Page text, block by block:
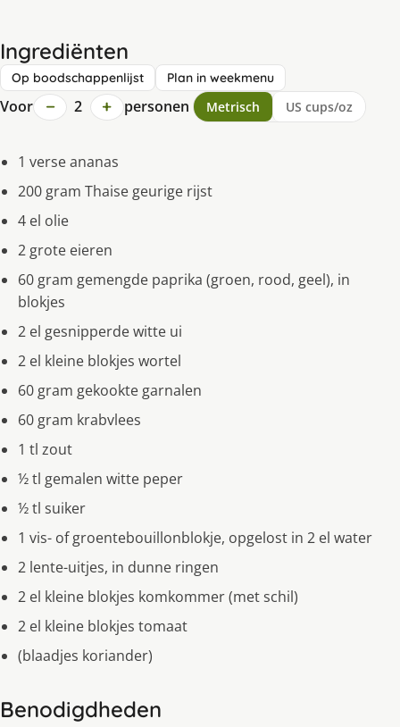
Ingrediënten
Op boodschappenlijst Plan in weekmenu
Voor − 2 + personen Metrisch US cups/oz
1 verse ananas
200 gram Thaise geurige rijst
4 el olie
2 grote eieren
60 gram gemengde paprika (groen, rood, geel), in
blokjes
2 el gesnipperde witte ui
2 el kleine blokjes wortel
60 gram gekookte garnalen
60 gram krabvlees
1 tl zout
½ tl gemalen witte peper
½ tl suiker
1 vis- of groentebouillonblokje, opgelost in 2 el water
2 lente-uitjes, in dunne ringen
2 el kleine blokjes komkommer (met schil)
2 el kleine blokjes tomaat
(blaadjes koriander)
Benodigdheden